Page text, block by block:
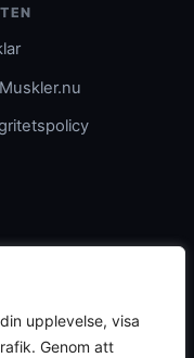
upplevelse, visa
Genom att